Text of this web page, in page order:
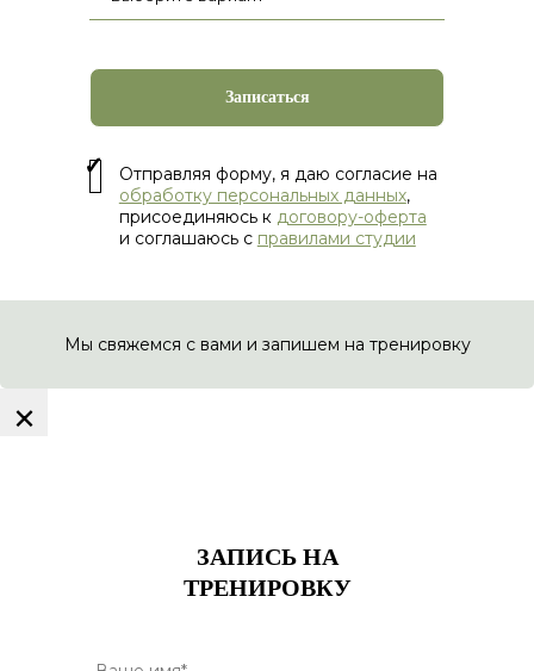
Отправляя форму, я даю согласие на
обработку персональных данных,
присоединяюсь к договору-оферта
и соглашаюсь с правилами студии
Мы свяжемся с вами и запишем на тренировку
×
ЗАПИСЬ НА
ТРЕНИРОВКУ